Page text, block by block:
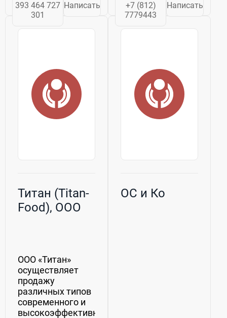
393 464 727
301
Написать
+7 (812)
7779443
Написать
Титан (Titan-
Food), ООО
ООО «Титан»
осуществляет
продажу
различных типов
современного и
высокоэффективного
ОС и Ко